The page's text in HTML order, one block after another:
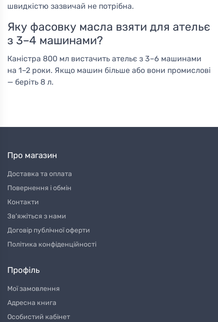
швидкістю зазвичай не потрібна.
Яку фасовку масла взяти для ательє
з 3–4 машинами?
Каністра 800 мл вистачить ательє з 3–6 машинами
на 1–2 роки. Якщо машин більше або вони промислові
— беріть 8 л.
Про магазин
Доставка та оплата
Повернення і обмін
Контакти
Зв'яжіться з нами
Договір публічної оферти
Політика конфіденційності
Профіль
Мої замовлення
Адресна книга
Особистий кабінет